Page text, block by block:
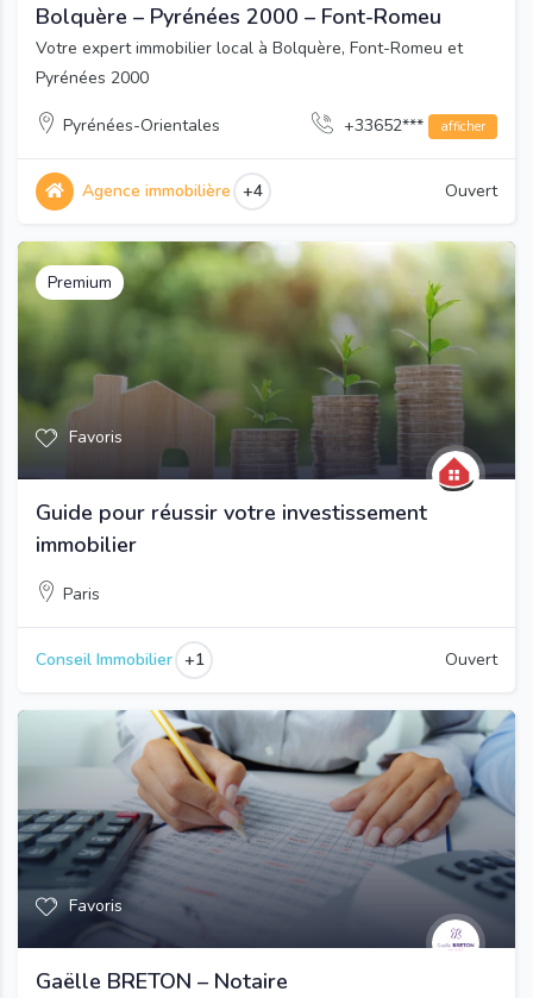
Bolquère – Pyrénées 2000 – Font-Romeu
Votre expert immobilier local à Bolquère, Font-Romeu et
Pyrénées 2000
Pyrénées-Orientales +33652*** afficher
Agence immobilière +4 Ouvert
Premium
Favoris
Guide pour réussir votre investissement
immobilier
Paris
Conseil Immobilier +1 Ouvert
Favoris
Gaëlle BRETON – Notaire